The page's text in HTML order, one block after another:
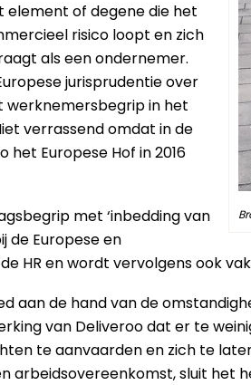
element of degene die het
risico loopt en zich
als een ondernemer.
jurisprudentie over
werknemersbegrip in het
verrassend omdat in de
Europese Hof in 2016
met ‘inbedding van
de Europese en
HR en wordt vervolgens ook
aan de hand van de
van Deliveroo dat er te
te aanvaarden en zich te
arbeidsovereenkomst, sluit